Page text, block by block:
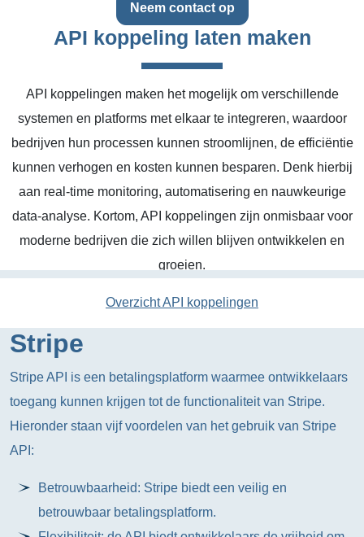
Neem contact op
API koppeling laten maken
API koppelingen maken het mogelijk om verschillende
systemen en platforms met elkaar te integreren, waardoor
bedrijven hun processen kunnen stroomlijnen, de efficiëntie
kunnen verhogen en kosten kunnen besparen. Denk hierbij
aan real-time monitoring, automatisering en nauwkeurige
data-analyse. Kortom, API koppelingen zijn onmisbaar voor
moderne bedrijven die zich willen blijven ontwikkelen en
groeien.
Overzicht API koppelingen
Stripe
Stripe API is een betalingsplatform waarmee ontwikkelaars
toegang kunnen krijgen tot de functionaliteit van Stripe.
Hieronder staan vijf voordelen van het gebruik van Stripe
API:
Betrouwbaarheid: Stripe biedt een veilig en
betrouwbaar betalingsplatform.